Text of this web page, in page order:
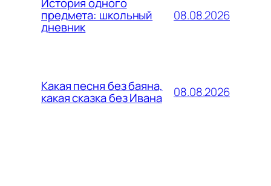
История одного
предмета: школьный
дневник
08.08.2026
Какая песня без баяна,
какая сказка без Ивана 08.08.2026